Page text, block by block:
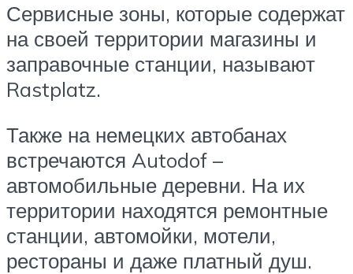
Сервисные зоны, которые содержат
на своей территории магазины и
заправочные станции, называют
Rastplatz.
Также на немецких автобанах
встречаются Autodof –
автомобильные деревни. На их
территории находятся ремонтные
станции, автомойки, мотели,
рестораны и даже платный душ.